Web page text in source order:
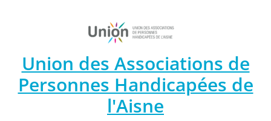
Union des Associations de
Personnes Handicapées de
l'Aisne